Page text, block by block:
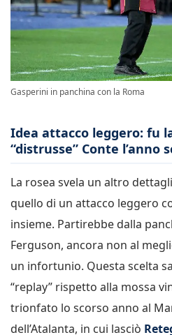
Gasperini in panchina con la Roma
Idea attacco leggero: fu
“distrusse” Conte l’anno
La rosea svela un altro
quello di un attacco leggero
insieme. Partirebbe dalla
Ferguson, ancora non al
un infortunio. Questa scelta
“replay” rispetto alla mossa
trionfato lo scorso anno al
dell’Atalanta, in cui lasciò